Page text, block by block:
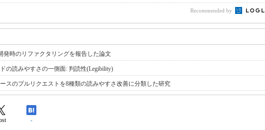
Recommended by
発時のリファクタリングを報告した論文
の読みやすさの一側面: 判読性(Legibility)
スのプルリクエストを8種類の読みやすさ改善に分類した研究
-